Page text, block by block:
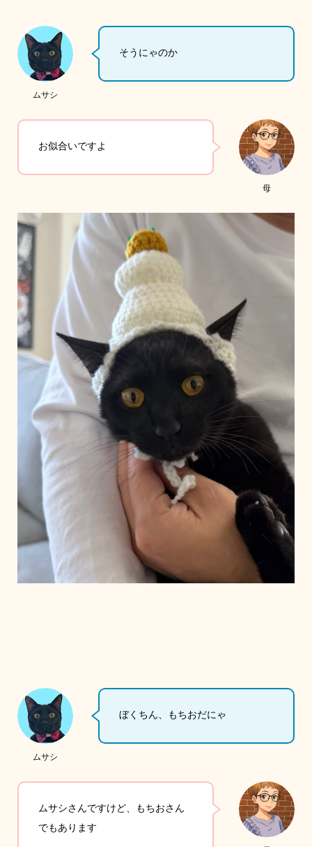
ムサシ
そうにゃのか
母
お似合いですよ
ムサシ
ぼくちん、もちおだにゃ
ムサシさんですけど、もちおさん
でもあります